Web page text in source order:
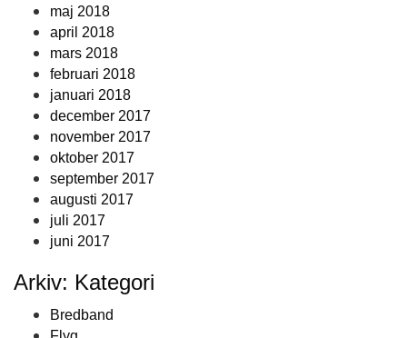
maj 2018
april 2018
mars 2018
februari 2018
januari 2018
december 2017
november 2017
oktober 2017
september 2017
augusti 2017
juli 2017
juni 2017
Arkiv: Kategori
Bredband